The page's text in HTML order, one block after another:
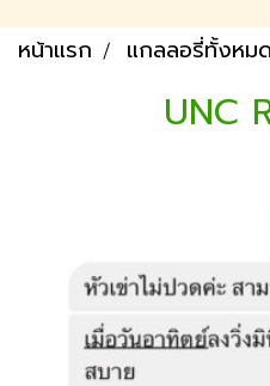
หน้าแรก แกลลอรี่ทั้งหมด
UNC